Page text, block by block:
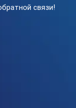
по трем
звука при
вибрации и
связи!